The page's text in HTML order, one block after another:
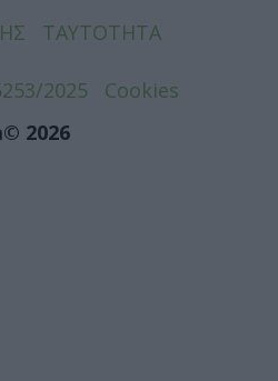
ΤΑΥΤΟΤΗΤΑ
2025
Cookies
2026